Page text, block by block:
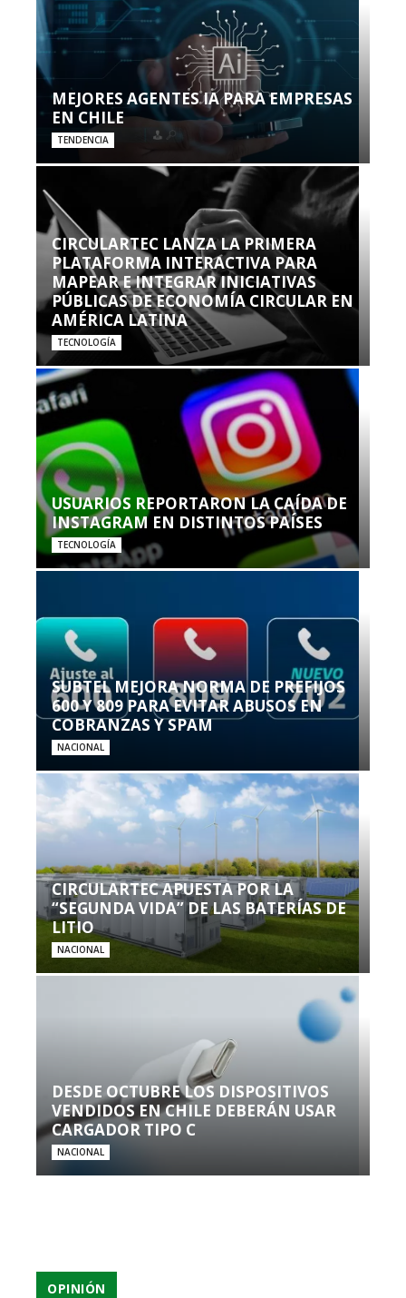
MEJORES AGENTES IA PARA EMPRESAS
EN CHILE
TENDENCIA
CIRCULARTEC LANZA LA PRIMERA
PLATAFORMA INTERACTIVA PARA
MAPEAR E INTEGRAR INICIATIVAS
PÚBLICAS DE ECONOMÍA CIRCULAR EN
AMÉRICA LATINA
TECNOLOGÍA
USUARIOS REPORTARON LA CAÍDA DE
INSTAGRAM EN DISTINTOS PAÍSES
TECNOLOGÍA
SUBTEL MEJORA NORMA DE PREFIJOS
600 Y 809 PARA EVITAR ABUSOS EN
COBRANZAS Y SPAM
NACIONAL
CIRCULARTEC APUESTA POR LA
“SEGUNDA VIDA” DE LAS BATERÍAS DE
LITIO
NACIONAL
DESDE OCTUBRE LOS DISPOSITIVOS
VENDIDOS EN CHILE DEBERÁN USAR
CARGADOR TIPO C
NACIONAL
OPINIÓN